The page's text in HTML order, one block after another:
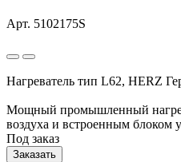
Арт. 5102175S
Нагреватель тип L62, HERZ
Мощный промышленный
воздуха и встроенным блоком
Под заказ
Заказать